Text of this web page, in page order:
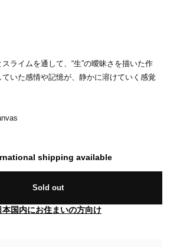
ライムを通して、“生”の曖昧さを描いた作
いた感情や記憶が、静かに溶けていく感覚
shipping available
Sold out
本国内にお住まいの方向け